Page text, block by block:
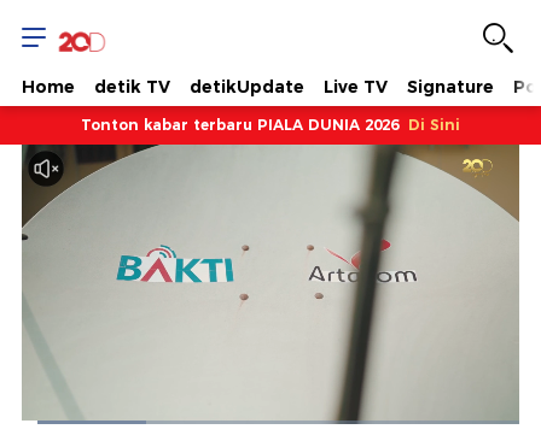
Home detik TV detikUpdate Live TV Signature
Tonton kabar terbaru PIALA DUNIA 2026 Di Sini
Dimuat: